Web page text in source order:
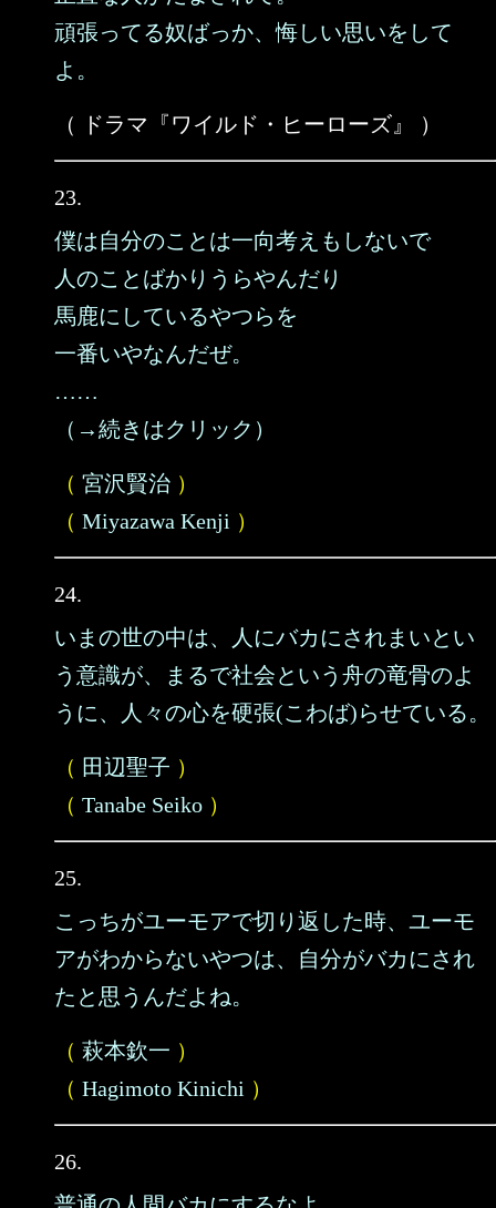
頑張ってる奴ばっか、悔しい思いをして
よ。
（ ドラマ『ワイルド・ヒーローズ』 ）
23.
僕は自分のことは一向考えもしないで
人のことばかりうらやんだり
馬鹿にしているやつらを
一番いやなんだぜ。
……
（→続きはクリック）
（ 宮沢賢治 ）
（ Miyazawa Kenji ）
24.
いまの世の中は、人にバカにされまいとい
う意識が、まるで社会という舟の竜骨のよ
うに、人々の心を硬張(こわば)らせている。
（ 田辺聖子 ）
（ Tanabe Seiko ）
25.
こっちがユーモアで切り返した時、ユーモ
アがわからないやつは、自分がバカにされ
たと思うんだよね。
（ 萩本欽一 ）
（ Hagimoto Kinichi ）
26.